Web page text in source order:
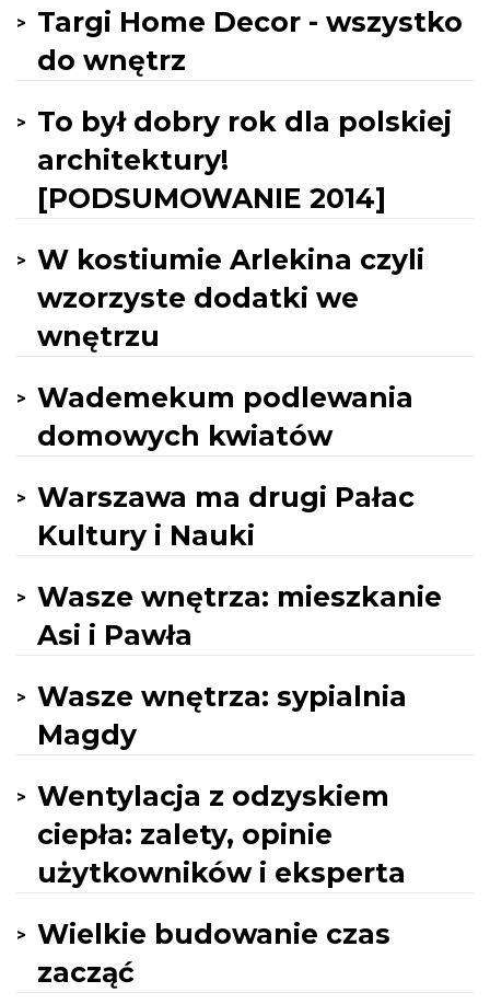
Targi Home Decor - wszystko
do wnętrz
To był dobry rok dla polskiej
architektury!
[PODSUMOWANIE 2014]
W kostiumie Arlekina czyli
wzorzyste dodatki we
wnętrzu
Wademekum podlewania
domowych kwiatów
Warszawa ma drugi Pałac
Kultury i Nauki
Wasze wnętrza: mieszkanie
Asi i Pawła
Wasze wnętrza: sypialnia
Magdy
Wentylacja z odzyskiem
ciepła: zalety, opinie
użytkowników i eksperta
Wielkie budowanie czas
zacząć